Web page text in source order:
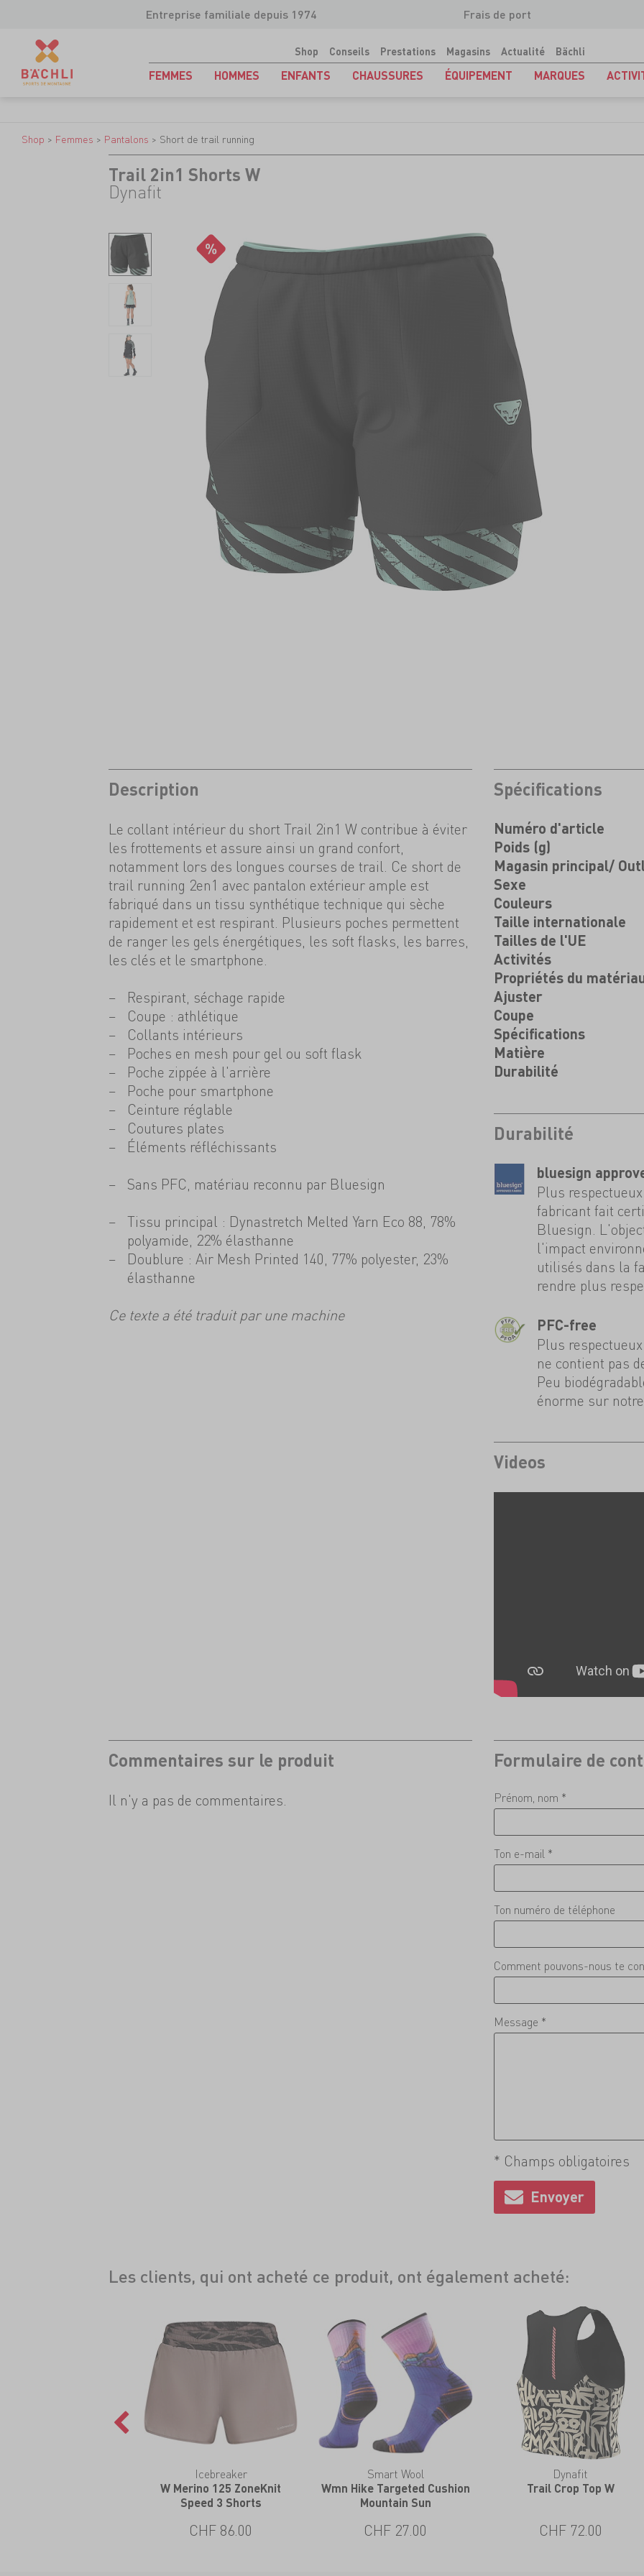
Entreprise familiale depuis 1974 Frais de port
Shop Conseils Prestations Magasins Actualité Bächli
FEMMES HOMMES ENFANTS CHAUSSURES ÉQUIPEMENT MARQUES
Shop > Femmes > Pantalons > Short de trail running
Trail 2in1 Shorts W
Dynafit
Description
Le collant intérieur du short Trail 2in1 W contribue à éviter
les frottements et assure ainsi un grand confort,
notamment lors des longues courses de trail. Ce short de
trail running 2en1 avec pantalon extérieur ample est
fabriqué dans un tissu synthétique technique qui sèche
rapidement et est respirant. Plusieurs poches permettent
de ranger les gels énergétiques, les soft flasks, les barres,
les clés et le smartphone.
Respirant, séchage rapide
Coupe : athlétique
Collants intérieurs
Poches en mesh pour gel ou soft flask
Poche zippée à l'arrière
Poche pour smartphone
Ceinture réglable
Coutures plates
Éléments réfléchissants
Sans PFC, matériau reconnu par Bluesign
Tissu principal : Dynastretch Melted Yarn Eco 88, 78%
polyamide, 22% élasthanne
Doublure : Air Mesh Printed 140, 77% polyester, 23%
élasthanne
Ce texte a été traduit par une machine
Spécifications
Numéro d'article
Poids (g)
Magasin principal/
Sexe
Couleurs
Taille internationale
Tailles de l'UE
Activités
Propriétés du
Ajuster
Coupe
Spécifications
Matière
Durabilité
Durabilité
bluesign
Plus
fabricant fait
Bluesign.
l'impact
utilisés dans la
rendre plus
PFC-free
Plus
ne contient pas
Peu
énorme sur
Videos
Commentaires sur le produit
Il n'y a pas de commentaires.
Formulaire de
Prénom, nom *
Ton e-mail *
Ton numéro de téléphone
Comment pouvons-nous te
Message *
* Champs obligatoires
Les clients, qui ont acheté ce produit, ont également acheté:
Icebreaker
W Merino 125 ZoneKnit
Speed 3 Shorts
CHF 86.00
Smart Wool
Wmn Hike Targeted Cushion
Mountain Sun
CHF 27.00
Dynafit
Trail Crop Top W
CHF 72.00